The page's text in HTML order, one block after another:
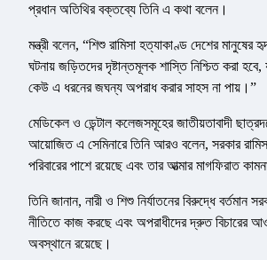
প্রধান অতিথির বক্তব্যে তিনি এ কথা বলেন।
মন্ত্রী বলেন, “শিশু রামিসা হত্যাকাণ্ড দেশের মানুষের
ঘটনায় জড়িতদের দৃষ্টান্তমূলক শাস্তি নিশ্চিত করা
কেউ এ ধরনের জঘন্য অপরাধ করার সাহস না পায়।”
মেডিকেল ও ডেন্টাল কলেজসমূহের জাতীয়তাবাদী
আয়োজিত এ সেমিনারে তিনি আরও বলেন, সরকার
পরিবারের পাশে রয়েছে এবং তার আত্মার মাগফিরাত
তিনি জানান, নারী ও শিশু নির্যাতনের বিরুদ্ধে বর্তমান
নীতিতে কাজ করছে এবং অপরাধীদের দ্রুত বিচারের
অবস্থানে রয়েছে।